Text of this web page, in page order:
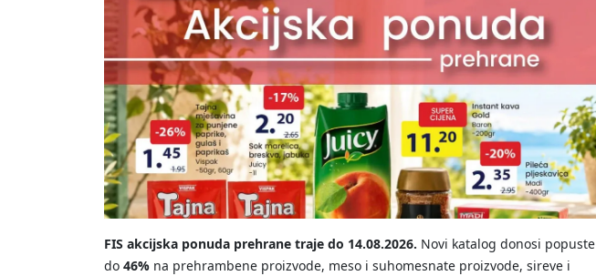
FIS akcijska ponuda prehrane traje do 14.08.2026. Novi katalog donosi popuste
do 46% na prehrambene proizvode, meso i suhomesnate proizvode, sireve i